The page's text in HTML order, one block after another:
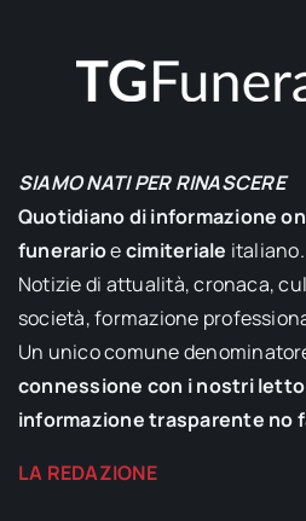
SIAMO NATI PER RINASCERE
Quotidiano di informazione
funerarioecimiteriale italiano.
Notizie di attualità, cronaca,
società, formazione
Un unico comune
connessione con i nostri
informazione trasparente no
LA REDAZIONE